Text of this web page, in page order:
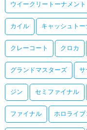
ウイークリートーナメント
カイル キャッシュトー
クレーコート クロカ
グランドマスターズ サ
ジン セミファイナル
ファイナル ホロライブ